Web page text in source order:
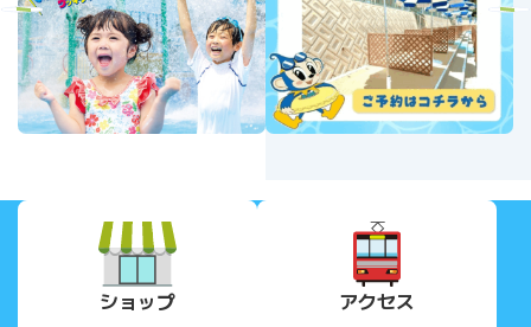
Next
ショップ アクセス